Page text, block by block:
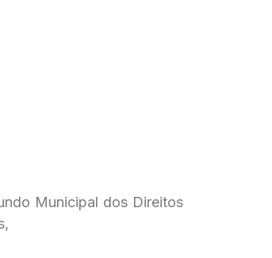
Municipal dos Direitos